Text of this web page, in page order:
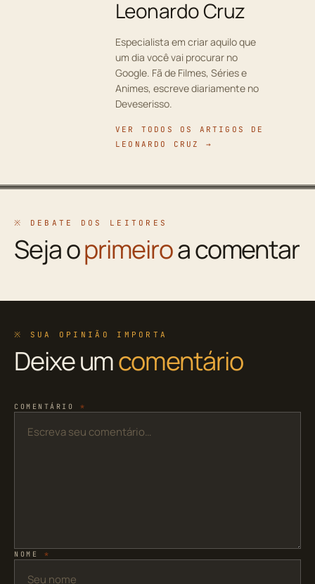
Leonardo Cruz
Especialista em criar aquilo que
um dia você vai procurar no
Google. Fã de Filmes, Séries e
Animes, escreve diariamente no
Deveserisso.
VER TODOS OS ARTIGOS DE
LEONARDO CRUZ →
※ DEBATE DOS LEITORES
Seja oprimeiroa comentar
※ SUA OPINIÃO IMPORTA
Deixe umcomentário
COMENTÁRIO *
NOME *